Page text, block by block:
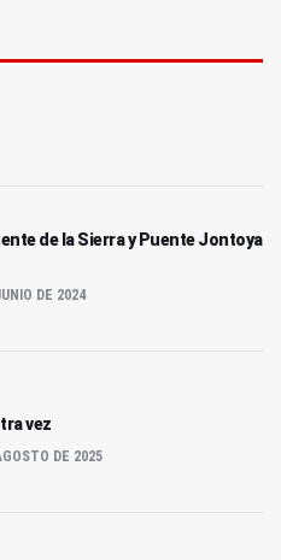
de la Sierra y Puente Jontoya
DE 2024
vez
DE 2025